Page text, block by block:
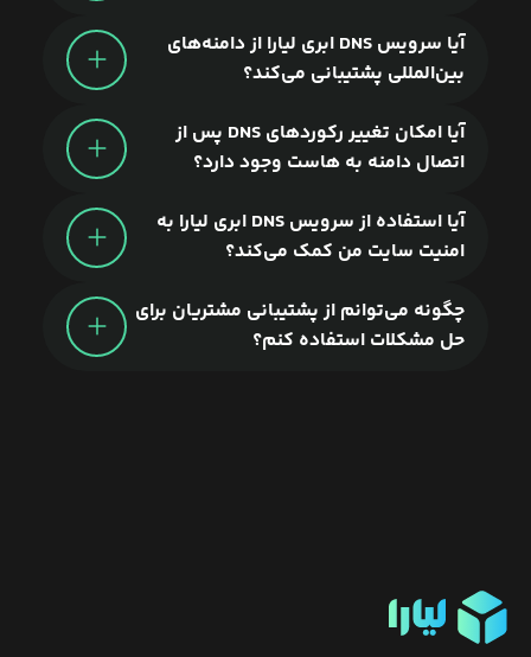
آیا سرویس DNS ابری لیارا از دامنه‌های
بین‌المللی پشتیبانی می‌کند؟
آیا امکان تغییر رکوردهای DNS پس از
اتصال دامنه به هاست وجود دارد؟
آیا استفاده از سرویس DNS ابری لیارا به
امنیت سایت من کمک می‌کند؟
چگونه می‌توانم از پشتیبانی مشتریان برای
حل مشکلات استفاده کنم؟